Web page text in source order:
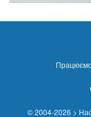
© 2004-2026 >